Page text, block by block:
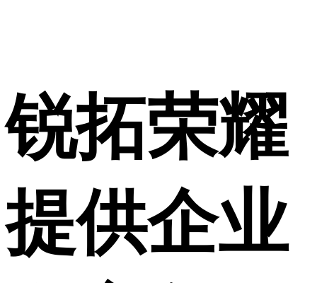
锐拓荣耀
提供企业